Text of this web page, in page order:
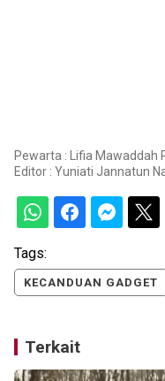
Pewarta : Lifia Mawaddah
Editor : Yuniati Jannatun
Tags:
KECANDUAN GADGET
Terkait